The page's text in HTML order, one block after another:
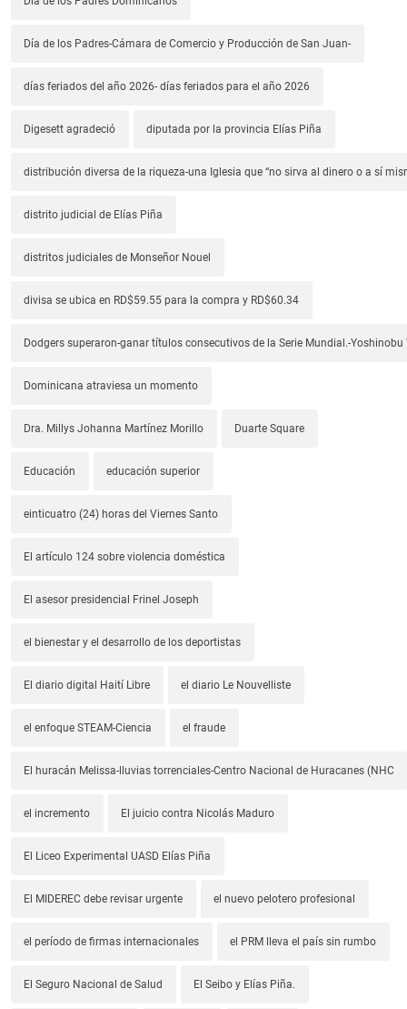
Día de los Padres-Cámara de Comercio y Producción de San Juan-
días feriados del año 2026- días feriados para el año 2026
Digesett agradeció diputada por la provincia Elías Piña
distribución diversa de la riqueza-una Iglesia que “no sirva al dinero o a sí
distrito judicial de Elías Piña
distritos judiciales de Monseñor Nouel
divisa se ubica en RD$59.55 para la compra y RD$60.34
Dodgers superaron-ganar títulos consecutivos de la Serie Mundial.-
Dominicana atraviesa un momento
Dra. Millys Johanna Martínez Morillo Duarte Square
Educación educación superior
einticuatro (24) horas del Viernes Santo
El artículo 124 sobre violencia doméstica
El asesor presidencial Frinel Joseph
el bienestar y el desarrollo de los deportistas
El diario digital Haití Libre el diario Le Nouvelliste
el enfoque STEAM-Ciencia el fraude
El huracán Melissa-lluvias torrenciales-Centro Nacional de Huracanes (NHC
el incremento El juicio contra Nicolás Maduro
El Liceo Experimental UASD Elías Piña
El MIDEREC debe revisar urgente el nuevo pelotero profesional
el período de firmas internacionales el PRM lleva el país sin rumbo
El Seguro Nacional de Salud El Seibo y Elías Piña.